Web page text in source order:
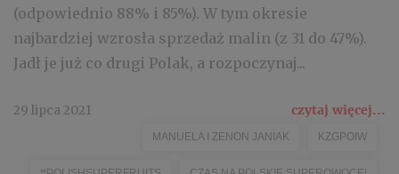
(odpowiednio 88% i 85%). W tym okresie
najbardziej wzrosła sprzedaż malin (z 31 do 47%).
Jadł je już co drugi Polak, a rozpoczynaj...
29 lipca 2021 czytaj więcej...
MANUELA I ZENON JANIAK KZGPOIW